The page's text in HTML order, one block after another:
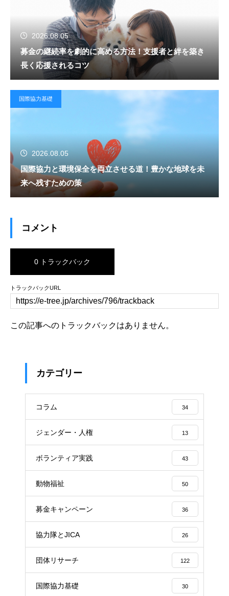
2026.08.05
募金の継続率を劇的に高める方法！支援者と絆を築き
長く応援されるコツ
国際協力基礎
2026.08.05
国際協力と環境保全を両立させる道！豊かな地球を未
来へ残すための策
コメント
0 トラックバック
トラックバックURL
この記事へのトラックバックはありません。
カテゴリー
コラム 34
ジェンダー・人権 13
ボランティア実践 43
動物福祉 50
募金キャンペーン 36
協力隊とJICA 26
団体リサーチ 122
国際協力基礎 30